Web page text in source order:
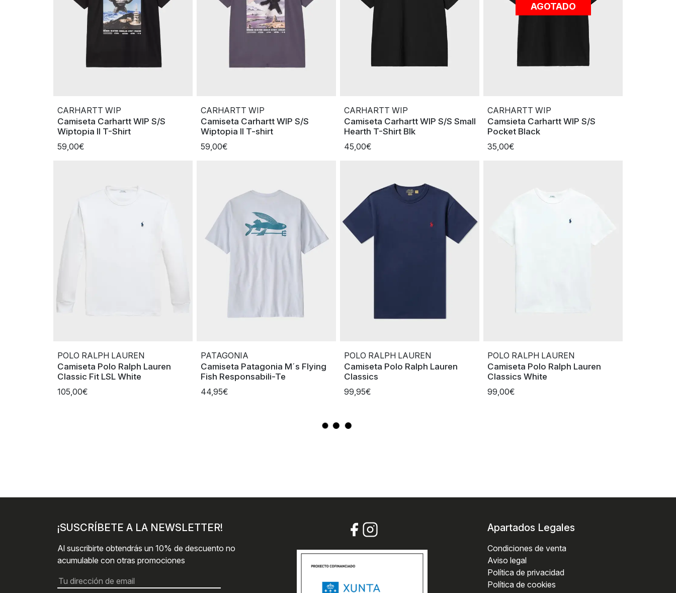
CARHARTT WIP
Camiseta Carhartt WIP S/S
Wiptopia II T-Shirt
59,00€
CARHARTT WIP
Camiseta Carhartt WIP S/S
Wiptopia II T-shirt
59,00€
CARHARTT WIP
Camiseta Carhartt WIP S/S Small
Hearth T-Shirt Blk
45,00€
AGOTADO
CARHARTT WIP
Camsieta Carhartt WIP S/S
Pocket Black
35,00€
POLO RALPH LAUREN
Camiseta Polo Ralph Lauren
Classic Fit LSL White
105,00€
PATAGONIA
Camiseta Patagonia M´s Flying
Fish Responsabili-Te
44,95€
POLO RALPH LAUREN
Camiseta Polo Ralph Lauren
Classics
99,95€
POLO RALPH LAUREN
Camiseta Polo Ralph Lauren
Classics White
99,00€
¡SUSCRÍBETE A LA NEWSLETTER!
Al suscribirte obtendrás un 10% de descuento no
acumulable con otras promociones
Apartados Legales
Condiciones de venta
Aviso legal
Política de privacidad
Política de cookies